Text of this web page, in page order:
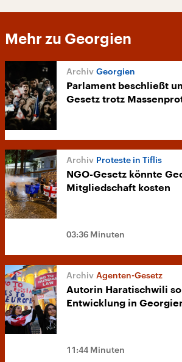
Mehr zu Georgien
Georgien
Parlament beschließt
Gesetz trotz
Proteste in Tiflis
NGO-Gesetz könnte
Mitgliedschaft kosten
03:36 Minuten
Agenten-Gesetz
Autorin Haratischwili
Entwicklung in
11:44 Minuten